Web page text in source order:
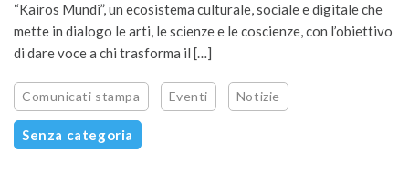
“Kairos Mundi”, un ecosistema culturale, sociale e digitale che
mette in dialogo le arti, le scienze e le coscienze, con l’obiettivo
di dare voce a chi trasforma il […]
Comunicati stampa Eventi Notizie
Senza categoria